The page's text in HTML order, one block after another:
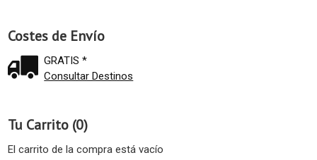
Costes de Envío
GRATIS *
Consultar Destinos
Tu Carrito (0)
El carrito de la compra está vacío